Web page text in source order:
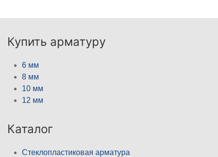
Купить арматуру
6 мм
8 мм
10 мм
12 мм
Каталог
Стеклопластиковая арматура